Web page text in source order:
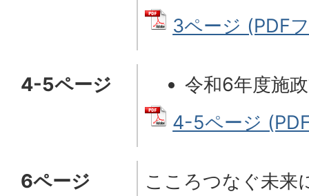
3ページ (PDF
4-5ページ
令和6年度施
4-5ページ
6ページ
こころつなぐ未来